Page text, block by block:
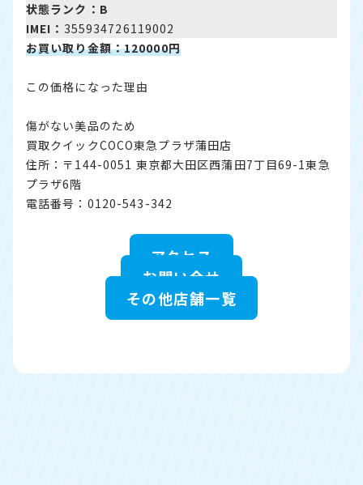
状態ランク：B
IMEI： 355934726119002
お買い取り金額：120000円
この価格になった理由
傷がない美品のため
買取クイックCOCO東急プラザ蒲田店
住所：〒144-0051 東京都大田区西蒲田7丁目69-1東急
プラザ6階
電話番号：0120-543-342
アクセス
お問い合せ
その他店舗一覧